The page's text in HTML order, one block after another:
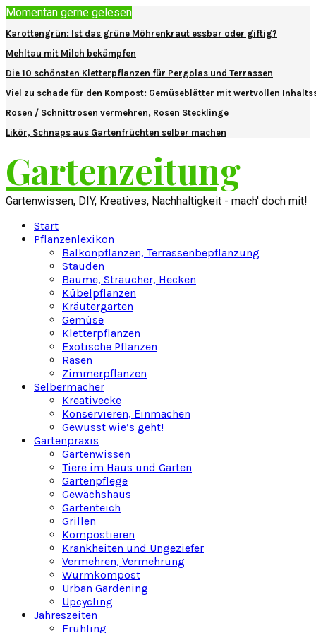
Momentan gerne gelesen
Karottengrün: Ist das grüne Möhrenkraut essbar oder giftig?
Mehltau mit Milch bekämpfen
Die 10 schönsten Kletterpflanzen für Pergolas und Terrassen
Viel zu schade für den Kompost: Gemüseblätter mit wertvollen
Rosen / Schnittrosen vermehren, Rosen Stecklinge
Likör, Schnaps aus Gartenfrüchten selber machen
Gartenzeitung
Gartenwissen, DIY, Kreatives, Nachhaltigkeit - mach' doch mit!
Start
Pflanzenlexikon
Balkonpflanzen, Terrassenbepflanzung
Stauden
Bäume, Sträucher, Hecken
Kübelpflanzen
Kräutergarten
Gemüse
Kletterpflanzen
Exotische Pflanzen
Rasen
Zimmerpflanzen
Selbermacher
Kreativecke
Konservieren, Einmachen
Gewusst wie’s geht!
Gartenpraxis
Gartenwissen
Tiere im Haus und Garten
Gartenpflege
Gewächshaus
Gartenteich
Grillen
Kompostieren
Krankheiten und Ungeziefer
Vermehren, Vermehrung
Wurmkompost
Urban Gardening
Upcycling
Jahreszeiten
Frühling